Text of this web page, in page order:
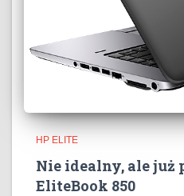
HP ELITE
Nie idealny, ale już
EliteBook 850